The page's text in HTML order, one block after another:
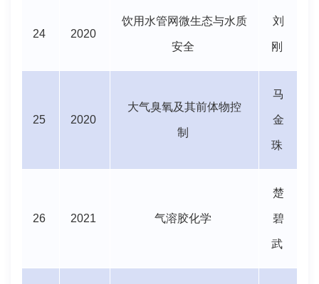
24 2020
饮用水管网微生态与水质
安全
刘
刚
25 2020
大气臭氧及其前体物控
制
马
金
珠
26 2021 气溶胶化学
楚
碧
武